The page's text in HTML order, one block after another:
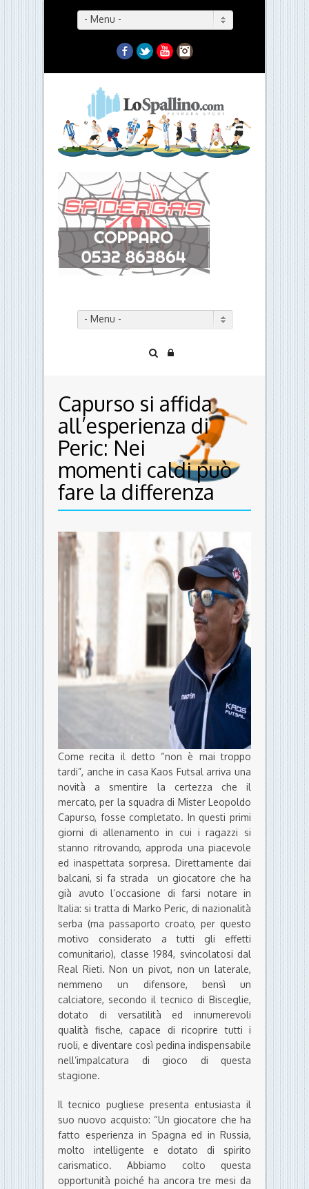
- Menu -
Facebook
TwitterYouTubeInstagram
- Menu -
Capurso si affida
all’esperienza di
Peric: Nei
momenti caldi può
fare la differenza
Come recita il detto “non è mai troppo
tardi”, anche in casa Kaos Futsal arriva una
novità a smentire la certezza che il
mercato, per la squadra di Mister Leopoldo
Capurso, fosse completato. In questi primi
giorni di allenamento in cui i ragazzi si
stanno ritrovando, approda una piacevole
ed inaspettata sorpresa. Direttamente dai
balcani, si fa strada un giocatore che ha
già avuto l’occasione di farsi notare in
Italia: si tratta di Marko Peric, di nazionalità
serba (ma passaporto croato, per questo
motivo considerato a tutti gli effetti
comunitario), classe 1984, svincolatosi dal
Real Rieti. Non un pivot, non un laterale,
nemmeno un difensore, bensì un
calciatore, secondo il tecnico di Bisceglie,
dotato di versatilità ed innumerevoli
qualità fische, capace di ricoprire tutti i
ruoli, e diventare così pedina indispensabile
nell’impalcatura di gioco di questa
stagione.
Il tecnico pugliese presenta entusiasta il
suo nuovo acquisto: “Un giocatore che ha
fatto esperienza in Spagna ed in Russia,
molto intelligente e dotato di spirito
carismatico. Abbiamo colto questa
opportunità poiché ha ancora tre mesi da